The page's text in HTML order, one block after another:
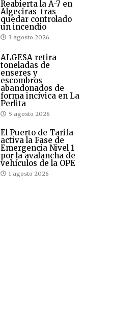
Reabierta la A-7 en
Algeciras tras
quedar controlado
un incendio
3 agosto 2026
ALGESA retira
toneladas de
enseres y
escombros
abandonados de
forma incívica en La
Perlita
5 agosto 2026
El Puerto de Tarifa
activa la Fase de
Emergencia Nivel 1
por la avalancha de
vehículos de la OPE
1 agosto 2026